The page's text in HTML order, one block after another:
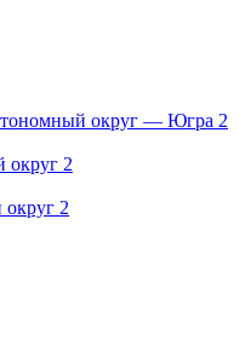
округ — Югра 2
округ 2
2